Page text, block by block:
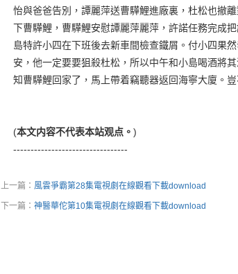
怡與爸爸告別，譚麗萍送曹驊鯉進廠裏，杜松也撤
下曹驊鯉，曹驊鯉安慰譚麗萍麗萍，許諾任務完成
島特許小四在下班後去新車間檢查鐵屑。付小四果
安，他一定要要狙殺杜松，所以中午和小島喝酒將
知曹驊鯉回家了，馬上帶着竊聽器返回海寧大廈。
(本文内容不代表本站观点。 )
---------------------------------
上一篇： 風雲爭霸第28集電視劇在線觀看下載download
下一篇： 神醫華佗第10集電視劇在線觀看下載download